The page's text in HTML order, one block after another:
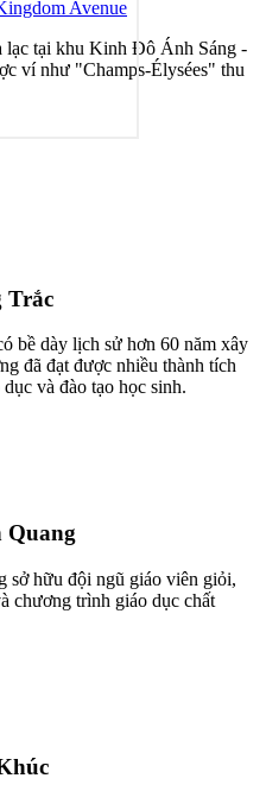
Avenue
tại khu Kinh Đô Ánh Sáng -
ví như "Champs-Élysées" thu
Trắc
bề dày lịch sử hơn 60 năm xây
đã đạt được nhiều thành tích
và đào tạo học sinh.
Quang
sở hữu đội ngũ giáo viên giỏi,
chương trình giáo dục chất